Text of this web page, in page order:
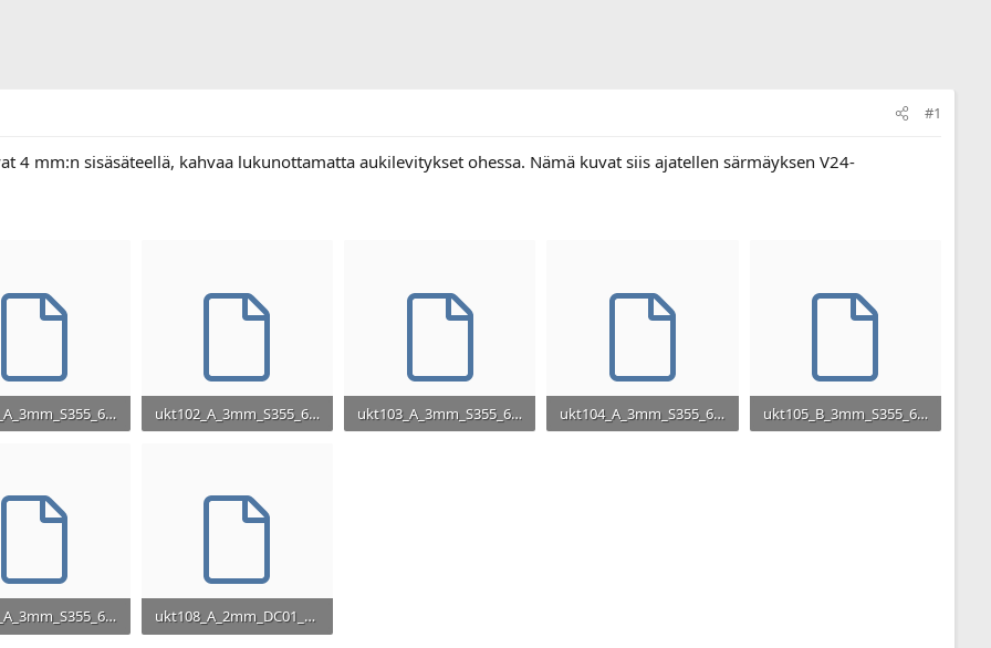
#1
4 mm:n sisäsäteellä, kahvaa lukunottamatta aukilevitykset ohessa. Nämä kuvat siis ajatellen särmäyksen V24-
ukt101_A_3mm_S355_6kpl.DXF
ukt102_A_3mm_S355_6kpl.DXF
ukt103_A_3mm_S355_6kpl.DXF
ukt104_A_3mm_S355_6kpl.DXF
ukt105_B_3mm_S355_6kpl.DXF
ukt107_A_3mm_S355_6kpl.DXF
ukt108_A_2mm_DC01_6kpl.DXF